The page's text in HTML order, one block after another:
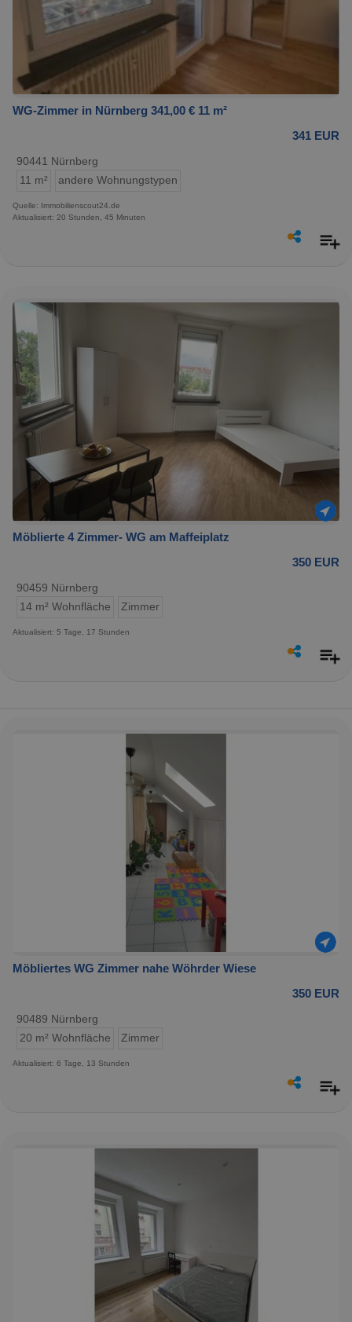
WG-Zimmer in Nürnberg 341,00 € 11 m²
341 EUR
90441 Nürnberg
11 m²
andere Wohnungstypen
Quelle: Immobilienscout24.de
Aktualisiert: 20 Stunden, 45 Minuten
Möblierte 4 Zimmer- WG am Maffeiplatz
350 EUR
90459 Nürnberg
14 m² Wohnfläche
Zimmer
Aktualisiert: 5 Tage, 17 Stunden
Möbliertes WG Zimmer nahe Wöhrder Wiese
350 EUR
90489 Nürnberg
20 m² Wohnfläche
Zimmer
Aktualisiert: 6 Tage, 13 Stunden